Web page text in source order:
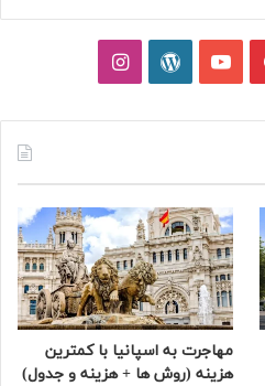
پینتریستیوتیوبوردپرساینستاگرام
مهاجرت به اسپانیا با کمترین
هزینه (روش ها + هزینه و جدول)